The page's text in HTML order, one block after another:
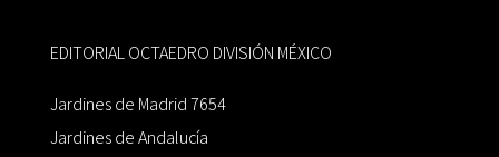
EDITORIAL OCTAEDRO DIVISIÓN MÉXICO
Jardines de Madrid 7654
Jardines de Andalucía